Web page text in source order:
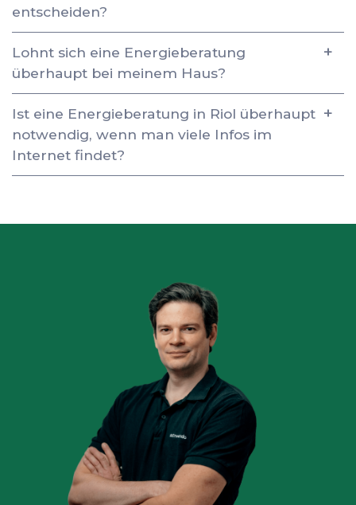
entscheiden?
Lohnt sich eine Energieberatung
überhaupt bei meinem Haus?
Ist eine Energieberatung in Riol überhaupt
notwendig, wenn man viele Infos im
Internet findet?